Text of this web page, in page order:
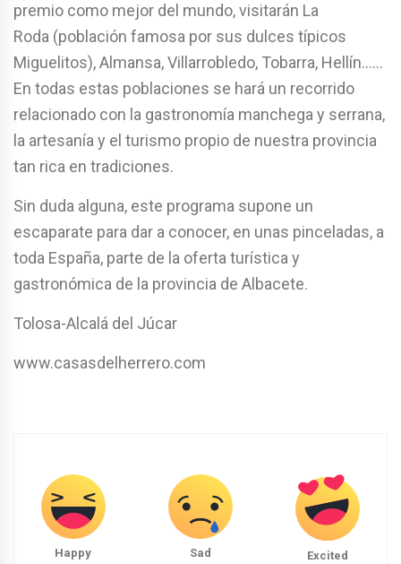
premio como mejor del mundo, visitarán La
Roda (población famosa por sus dulces típicos
Miguelitos), Almansa, Villarrobledo, Tobarra, Hellín……
En todas estas poblaciones se hará un recorrido
relacionado con la gastronomía manchega y serrana,
la artesanía y el turismo propio de nuestra provincia
tan rica en tradiciones.
Sin duda alguna, este programa supone un
escaparate para dar a conocer, en unas pinceladas, a
toda España, parte de la oferta turística y
gastronómica de la provincia de Albacete.
Tolosa-Alcalá del Júcar
www.casasdelherrero.com
Happy Sad Excited